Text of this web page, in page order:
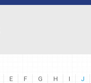
E F G H I J